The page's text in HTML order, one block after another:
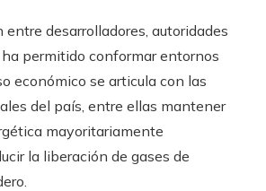
entre desarrolladores, autoridades
permitido conformar entornos
económico se articula con las
del país, entre ellas mantener
mayoritariamente
la liberación de gases de